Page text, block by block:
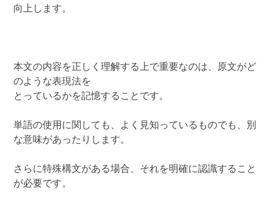
向上します。
本文の内容を正しく理解する上で重要なのは、原文がど
のような表現法を
とっているかを記憶することです。
単語の使用に関しても、よく見知っているものでも、別
な意味があったりします。
さらに特殊構文がある場合、それを明確に認識すること
が必要です。